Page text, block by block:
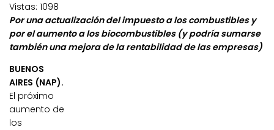
Vistas: 1098
Por una actualización del impuesto a los combustibles y
por el aumento a los biocombustibles (y podría sumarse
también una mejora de la rentabilidad de las empresas)
BUENOS
AIRES (NAP).
El próximo
aumento de
los